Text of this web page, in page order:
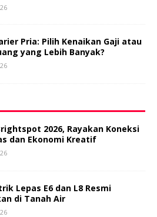
Pria: Pilih Kenaikan Gaji atau
yang Lebih Banyak?
2026, Rayakan Koneksi
dan Ekonomi Kreatif
Lepas E6 dan L8 Resmi
di Tanah Air